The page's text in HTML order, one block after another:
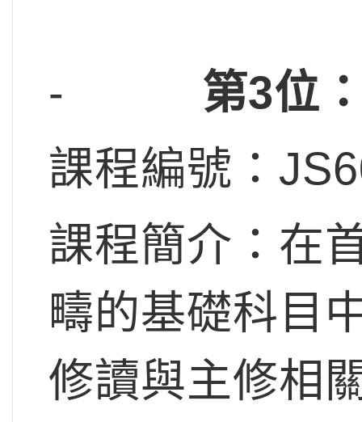
- 第3位
課程編號：
課程簡介：在
疇的基礎科目
修讀與主修相